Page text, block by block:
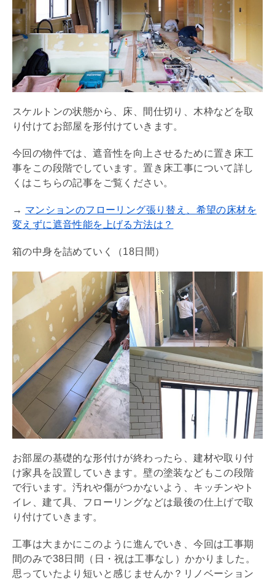
スケルトンの状態から、床、間仕切り、木枠などを取
り付けてお部屋を形付けていきます。
今回の物件では、遮音性を向上させるために置き床工
事をこの段階でしています。置き床工事について詳し
くはこちらの記事をご覧ください。
→ マンションのフローリング張り替え、希望の床材を
変えずに遮音性能を上げる方法は？
箱の中身を詰めていく（18日間）
お部屋の基礎的な形付けが終わったら、建材や取り付
け家具を設置していきます。壁の塗装などもこの段階
で行います。汚れや傷がつかないよう、キッチンやト
イレ、建て具、フローリングなどは最後の仕上げで取
り付けていきます。
工事は大まかにこのように進んでいき、今回は工事期
間のみで38日間（日・祝は工事なし）かかりました。
思っていたより短いと感じませんか？ リノベーション